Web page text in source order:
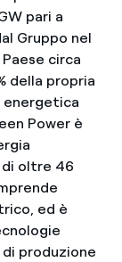
pari a
Gruppo nel
circa
della propria
energetica
Power è
di oltre 46
ed è
produzione